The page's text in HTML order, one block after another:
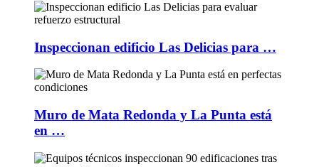
Inspeccionan edificio Las Delicias para …
Muro de Mata Redonda y La Punta está
en …